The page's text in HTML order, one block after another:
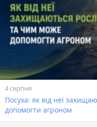
4 серпня
Посуха: як від неї
допомогти агроном